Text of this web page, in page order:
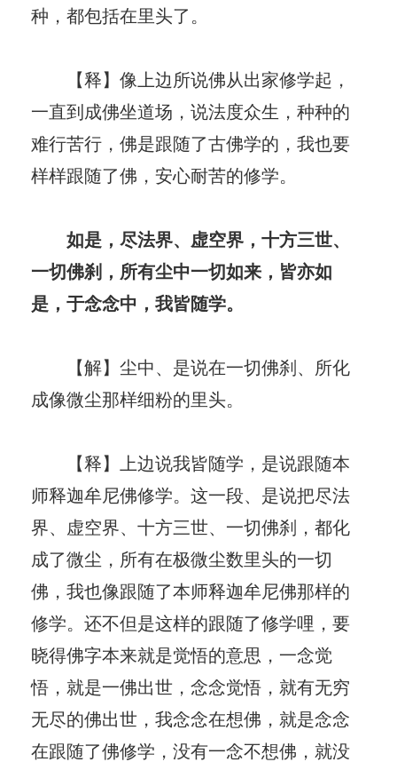
种，都包括在里头了。
【释】像上边所说佛从出家修学起，
一直到成佛坐道场，说法度众生，种种的
难行苦行，佛是跟随了古佛学的，我也要
样样跟随了佛，安心耐苦的修学。
如是，尽法界、虚空界，十方三世、
一切佛刹，所有尘中一切如来，皆亦如
是，于念念中，我皆随学。
【解】尘中、是说在一切佛刹、所化
成像微尘那样细粉的里头。
【释】上边说我皆随学，是说跟随本
师释迦牟尼佛修学。这一段、是说把尽法
界、虚空界、十方三世、一切佛刹，都化
成了微尘，所有在极微尘数里头的一切
佛，我也像跟随了本师释迦牟尼佛那样的
修学。还不但是这样的跟随了修学哩，要
晓得佛字本来就是觉悟的意思，一念觉
悟，就是一佛出世，念念觉悟，就有无穷
无尽的佛出世，我念念在想佛，就是念念
在跟随了佛修学，没有一念不想佛，就没